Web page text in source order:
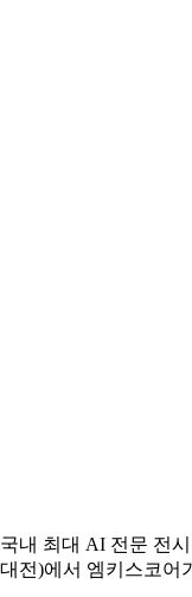
국내 최대 AI 전문 전
대전)에서 엠키스코어